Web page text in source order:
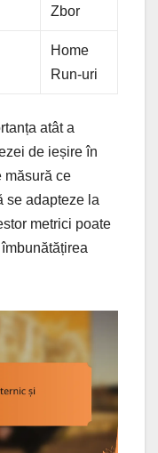
Zbor
Home
Run-uri
atât a
de ieșire în
măsură ce
se adapteze la
metrici poate